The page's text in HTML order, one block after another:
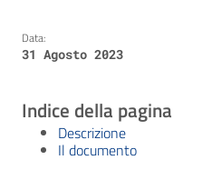
Data:
31 Agosto 2023
Indice della pagina
Descrizione
Il documento